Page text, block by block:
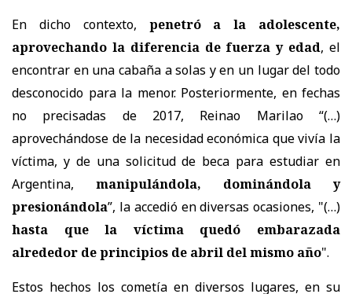
En dicho contexto, penetró a la adolescente,
aprovechando la diferencia de fuerza y edad, el
encontrar en una cabaña a solas y en un lugar del todo
desconocido para la menor. Posteriormente, en fechas
no precisadas de 2017, Reinao Marilao “(…)
aprovechándose de la necesidad económica que vivía la
víctima, y de una solicitud de beca para estudiar en
Argentina, manipulándola, dominándola y
presionándola”, la accedió en diversas ocasiones, "(…)
hasta que la víctima quedó embarazada
alrededor de principios de abril del mismo año".
Estos hechos los cometía en diversos lugares, en su